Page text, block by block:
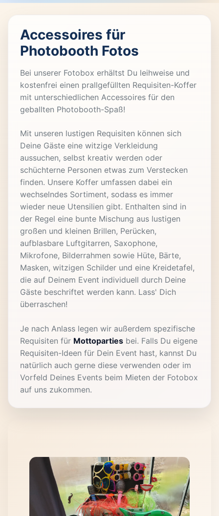
Accessoires für
Photobooth Fotos
Bei unserer Fotobox erhältst Du leihweise und
kostenfrei einen prallgefüllten Requisiten-Koffer
mit unterschiedlichen Accessoires für den
geballten Photobooth-Spaß!
Mit unseren lustigen Requisiten können sich
Deine Gäste eine witzige Verkleidung
aussuchen, selbst kreativ werden oder
schüchterne Personen etwas zum Verstecken
finden. Unsere Koffer umfassen dabei ein
wechselndes Sortiment, sodass es immer
wieder neue Utensilien gibt. Enthalten sind in
der Regel eine bunte Mischung aus lustigen
großen und kleinen Brillen, Perücken,
aufblasbare Luftgitarren, Saxophone,
Mikrofone, Bilderrahmen sowie Hüte, Bärte,
Masken, witzigen Schilder und eine Kreidetafel,
die auf Deinem Event individuell durch Deine
Gäste beschriftet werden kann. Lass' Dich
überraschen!
Je nach Anlass legen wir außerdem spezifische
Requisiten für Mottoparties bei. Falls Du eigene
Requisiten-Ideen für Dein Event hast, kannst Du
natürlich auch gerne diese verwenden oder im
Vorfeld Deines Events beim Mieten der Fotobox
auf uns zukommen.